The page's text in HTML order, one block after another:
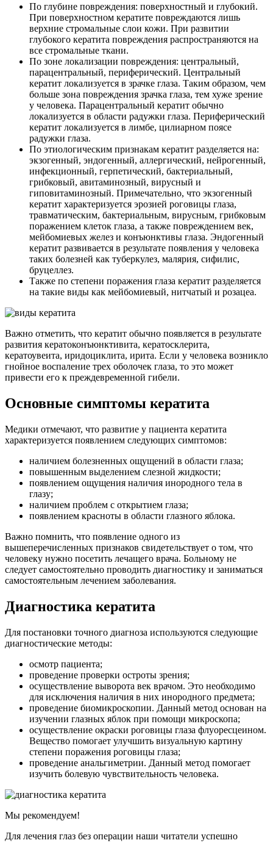
По глубине повреждения: поверхностный и глубокий.
При поверхностном кератите повреждаются лишь
верхние стромальные слои кожи. При развитии
глубокого кератита повреждения распространяются на
все стромальные ткани.
По зоне локализации повреждения: центральный,
парацентральный, периферический. Центральный
кератит локализуется в зрачке глаза. Таким образом, чем
больше зона повреждения зрачка глаза, тем хуже зрение
у человека. Парацентральный кератит обычно
локализуется в области радужки глаза. Периферический
кератит локализуется в лимбе, цилиарном поясе
радужки глаза.
По этиологическим признакам кератит разделяется на:
экзогенный, эндогенный, аллергический, нейрогенный,
инфекционный, герпетический, бактериальный,
грибковый, авитаминозный, вирусный и
гиповитаминозный. Примечательно, что экзогенный
кератит характеризуется эрозией роговицы глаза,
травматическим, бактериальным, вирусным, грибковым
поражением клеток глаза, а также повреждением век,
мейбомиевых желез и конъюнктивы глаза. Эндогенный
кератит развивается в результате появления у человека
таких болезней как туберкулез, малярия, сифилис,
бруцеллез.
Также по степени поражения глаза кератит разделяется
на такие виды как мейбомиевый, нитчатый и розацеа.
Важно отметить, что кератит обычно появляется в результате
развития кератоконъюнктивита, кератосклерита,
кератоувеита, иридоциклита, ирита. Если у человека возникло
гнойное воспаление трех оболочек глаза, то это может
привести его к преждевременной гибели.
Основные симптомы кератита
Медики отмечают, что развитие у пациента кератита
характеризуется появлением следующих симптомов:
наличием болезненных ощущений в области глаза;
повышенным выделением слезной жидкости;
появлением ощущения наличия инородного тела в
глазу;
наличием проблем с открытием глаза;
появлением красноты в области глазного яблока.
Важно помнить, что появление одного из
вышеперечисленных признаков свидетельствует о том, что
человеку нужно посетить лечащего врача. Больному не
следует самостоятельно проводить диагностику и заниматься
самостоятельным лечением заболевания.
Диагностика кератита
Для постановки точного диагноза используются следующие
диагностические методы:
осмотр пациента;
проведение проверки остроты зрения;
осуществление выворота век врачом. Это необходимо
для исключения наличия в них инородного предмета;
проведение биомикроскопии. Данный метод основан на
изучении глазных яблок при помощи микроскопа;
осуществление окраски роговицы глаза флуоресцеином.
Вещество помогает улучшить визуальную картину
степени поражения роговицы глаза;
проведение анальгиметрии. Данный метод помогает
изучить болевую чувствительность человека.
Мы рекомендуем!
Для лечения глаз без операции наши читатели успешно